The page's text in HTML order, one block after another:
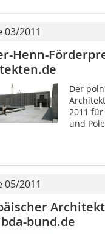
03/2011
Henn-
Der
2011
und
05/2011
bund.de